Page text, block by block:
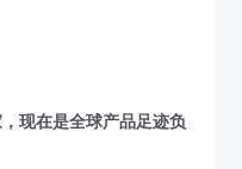
现在是全球产品足迹负